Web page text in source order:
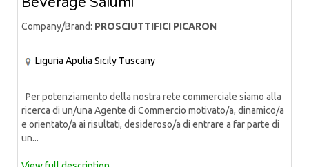
Company/Brand: PROSCIUTTIFICI PICARON
Liguria Apulia Sicily Tuscany
Per potenziamento della nostra rete commerciale siamo alla
ricerca di un/una Agente di Commercio motivato/a, dinamico/a
e orientato/a ai risultati, desideroso/a di entrare a far parte di
un...